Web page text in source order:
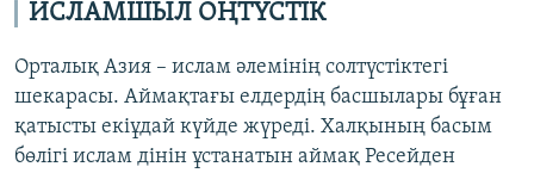
ИСЛАМШЫЛ ОҢТҮСТІК
Орталық Азия – ислам әлемінің солтүстіктегі
шекарасы. Аймақтағы елдердің басшылары бұған
қатысты екіұдай күйде жүреді. Халқының басым
бөлігі ислам дінін ұстанатын аймақ Ресейден